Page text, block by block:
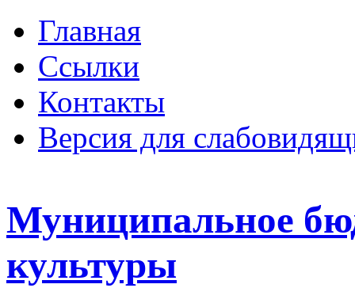
Главная
Ссылки
Контакты
Версия для
Муниципальное
культуры